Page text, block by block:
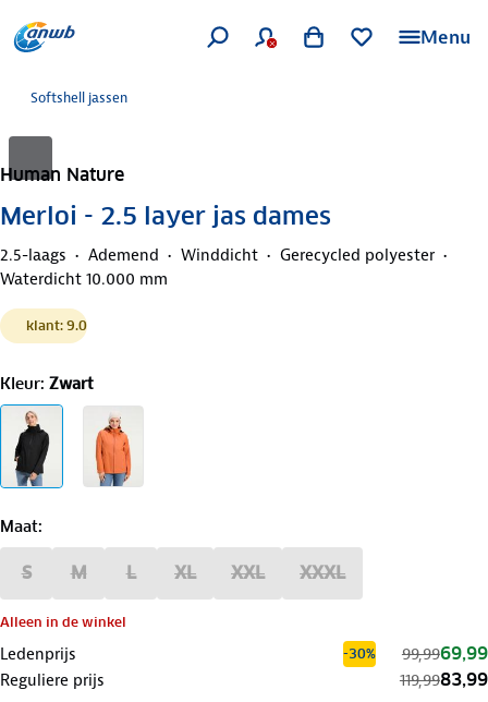
Menu
Softshell jassen
Human Nature
Merloi - 2.5 layer jas dames
2.5-laags Ademend Winddicht
Gerecycled polyester
Waterdicht 10.000 mm
klant: 9.0
Kleur: Zwart
Maat:
S M L XL XXL XXXL
Alleen in de winkel
Ledenprijs -30% 99,9969,99
Reguliere prijs 119,9983,99